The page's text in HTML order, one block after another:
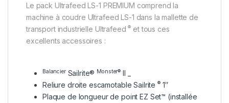
Le pack Ultrafeed LS-1 PREMIUM comprend la
machine à coudre Ultrafeed LS-1 dans la mallette de
transport industrielle Ultrafeed® et tous ces
excellents accessoires :
BalancierSailrite® Monster® II _
Reliure droite escamotable Sailrite ®1″
Plaque de longueur de point EZ Set™ (installée